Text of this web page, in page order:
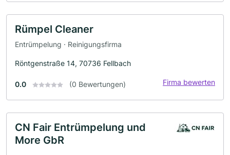
Rümpel Cleaner
Entrümpelung · Reinigungsfirma
Röntgenstraße 14, 70736 Fellbach
0.0 (0 Bewertungen) Firma bewerten
CN Fair Entrümpelung und
More GbR